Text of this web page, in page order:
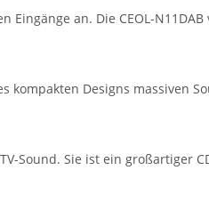
an. Die CEOL-
Designs massiven
Sie ist ein großartiger